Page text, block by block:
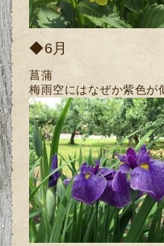
◆6月
菖蒲
梅雨空にはなぜか紫色が